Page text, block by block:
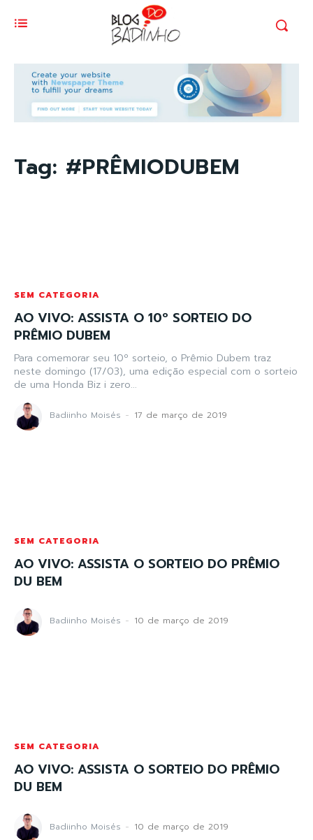
Tag: #PRÊMIODUBEM
SEM CATEGORIA
AO VIVO: ASSISTA O 10º SORTEIO DO
PRÊMIO DUBEM
Para comemorar seu 10º sorteio, o Prêmio Dubem traz
neste domingo (17/03), uma edição especial com o sorteio
de uma Honda Biz i zero...
Badiinho Moisés - 17 de março de 2019
SEM CATEGORIA
AO VIVO: ASSISTA O SORTEIO DO PRÊMIO
DU BEM
Badiinho Moisés - 10 de março de 2019
SEM CATEGORIA
AO VIVO: ASSISTA O SORTEIO DO PRÊMIO
DU BEM
Badiinho Moisés - 10 de março de 2019